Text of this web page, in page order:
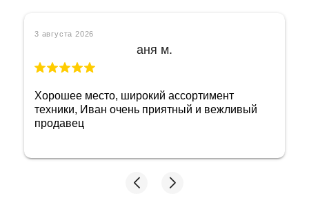
30 июля 2026
Егор О.
Всё прекрасно,пришел оставить ноутбук под
залог,процент небольшой,самое главное
менеджер отзывчивый и